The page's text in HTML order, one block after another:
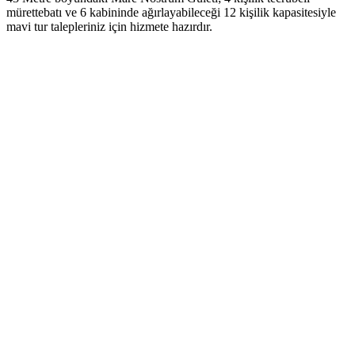
mürettebatı ve 6 kabininde ağırlayabileceği 12 kişilik kapasitesiyle
mavi tur talepleriniz için hizmete hazırdır.